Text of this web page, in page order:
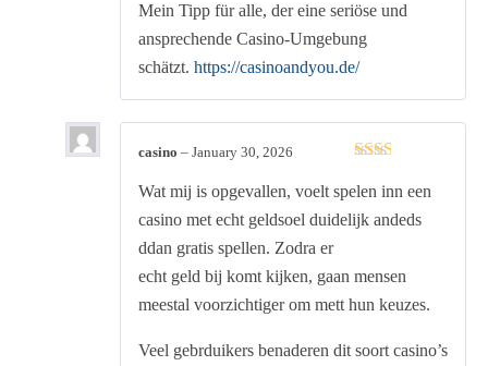
Mein Tipp für alle, der eine seriöse und
ansprechende Casino-Umgebung
schätzt. https://casinoandyou.de/
2out
of 5
casino – January 30, 2026
Wat mij is opgevallen, voelt spelen inn een
casino met echt geldsoel duidelijk andeds
ddan gratis spellen. Zodra er
echt geld bij komt kijken, gaan mensen
meestal voorzichtiger om mett hun keuzes.
Veel gebrduikers benaderen dit soort casino’s